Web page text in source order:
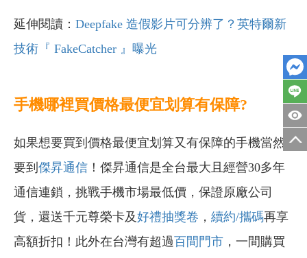
延伸閱讀： Deepfake 造假影片可分辨了？英特爾新
技術『 FakeCatcher 』曝光
手機哪裡買價格最便宜划算有保障?
如果想要買到價格最便宜划算又有保障的手機當然
要到 傑昇通信 ！傑昇通信是全台最大且經營30多年
通信連鎖，挑戰手機市場最低價，保證原廠公司
貨，還送千元尊榮卡及好禮抽獎卷 ， 續約/攜碼再享
高額折扣！此外在台灣有超過百間門市 ，一間購買